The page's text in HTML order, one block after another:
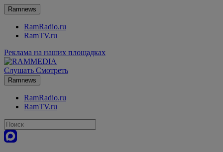
Ramnews
RamRadio.ru
RamTV.ru
Реклама на наших площадках
Слушать Смотреть
Ramnews
RamRadio.ru
RamTV.ru